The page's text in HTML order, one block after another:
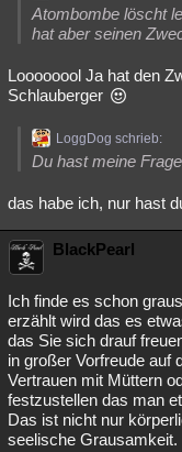
Atombombe löscht
hat aber seinen
Loooooool Ja hat den
Schlauberger
LoggDog schrieb:
Du hast meine
das habe ich, nur hast
BlackPearl
Ich finde es schon
erzählt wird das es
das Sie sich drauf
in großer Vorfreude auf
Vertrauen mit Müttern
festzustellen das man
Das ist nicht nur
seelische Grausamkeit.